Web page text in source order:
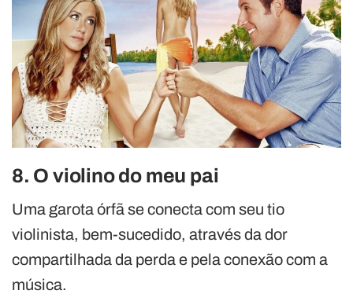
8. O violino do meu pai
Uma garota órfã se conecta com seu tio
violinista, bem-sucedido, através da dor
compartilhada da perda e pela conexão com a
música.